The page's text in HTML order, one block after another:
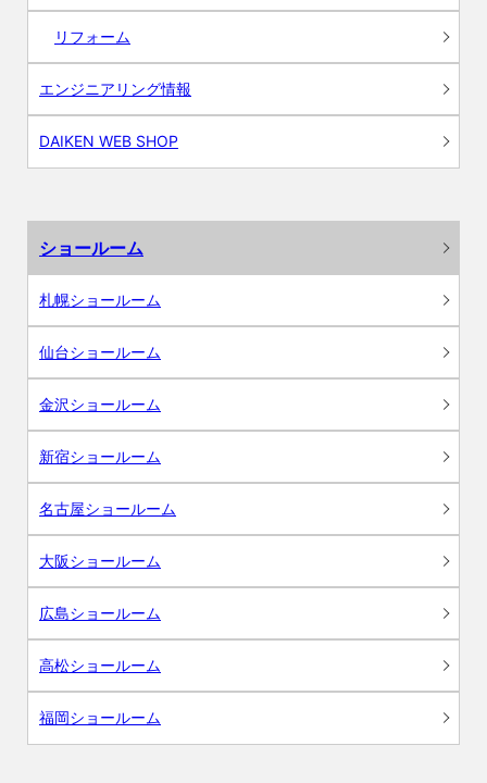
リフォーム
エンジニアリング情報
DAIKEN WEB SHOP
ショールーム
札幌ショールーム
仙台ショールーム
金沢ショールーム
新宿ショールーム
名古屋ショールーム
大阪ショールーム
広島ショールーム
高松ショールーム
福岡ショールーム